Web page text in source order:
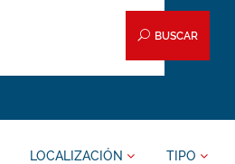
BUSCAR
LOCALIZACIÓN TIPO